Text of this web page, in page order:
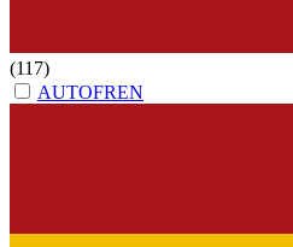
(117)
AUTOFREN